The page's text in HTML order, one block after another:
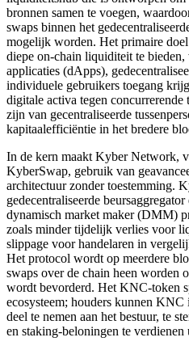
bronnen samen te voegen,
swaps binnen het
mogelijk worden. Het primaire
diepe on-chain liquiditeit te bieden,
applicaties (dApps),
individuele gebruikers toegang
digitale activa tegen
zijn van gecentraliseerde
kapitaalefficiëntie in het bredere
In de kern maakt Kyber Network,
KyberSwap, gebruik van
architectuur zonder toestemming.
gedecentraliseerde
dynamisch market maker (DMM)
zoals minder tijdelijk verlies voor
slippage voor handelaren in
Het protocol wordt op meerdere
swaps over de chain heen worden
wordt bevorderd. Het KNC-token
ecosysteem; houders kunnen
deel te nemen aan het bestuur, te
en staking-beloningen te